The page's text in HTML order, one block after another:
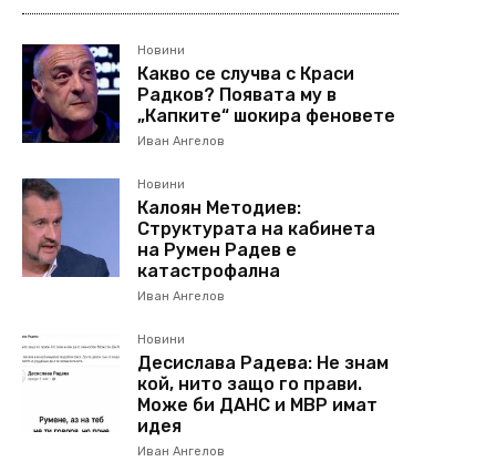
Новини
Какво се случва с Краси
Радков? Появата му в
„Капките“ шокира феновете
Иван Ангелов
Новини
Калоян Методиев:
Структурата на кабинета
на Румен Радев е
катастрофална
Иван Ангелов
Новини
Десислава Радева: Не знам
кой, нито защо го прави.
Може би ДАНС и МВР имат
идея
Иван Ангелов